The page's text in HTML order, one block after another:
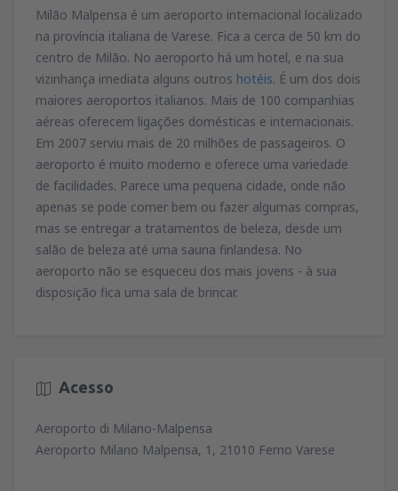
Milão Malpensa é um aeroporto internacional localizado
na província italiana de Varese. Fica a cerca de 50 km do
centro de Milão. No aeroporto há um hotel, e na sua
vizinhança imediata alguns outros hotéis. É um dos dois
maiores aeroportos italianos. Mais de 100 companhias
aéreas oferecem ligações domésticas e internacionais.
Em 2007 serviu mais de 20 milhões de passageiros. O
aeroporto é muito moderno e oferece uma variedade
de facilidades. Parece uma pequena cidade, onde não
apenas se pode comer bem ou fazer algumas compras,
mas se entregar a tratamentos de beleza, desde um
salão de beleza até uma sauna finlandesa. No
aeroporto não se esqueceu dos mais jovens - à sua
disposição fica uma sala de brincar.
Acesso
Aeroporto di Milano-Malpensa
Aeroporto Milano Malpensa, 1, 21010 Ferno Varese